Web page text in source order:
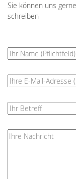
Sie können uns
schreiben